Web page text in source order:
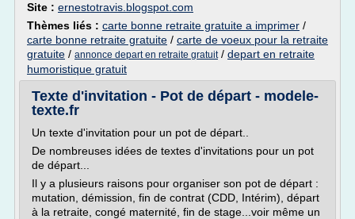
Site : ernestotravis.blogspot.com
Thèmes liés : carte bonne retraite gratuite a imprimer /
carte bonne retraite gratuite / carte de voeux pour la retraite
gratuite / annonce depart en retraite gratuit/ depart en retraite
humoristique gratuit
Texte d'invitation - Pot de départ - modele-
texte.fr
Un texte d'invitation pour un pot de départ..
De nombreuses idées de textes d'invitations pour un pot
de départ...
Il y a plusieurs raisons pour organiser son pot de départ :
mutation, démission, fin de contrat (CDD, Intérim), départ
à la retraite, congé maternité, fin de stage...voir même un